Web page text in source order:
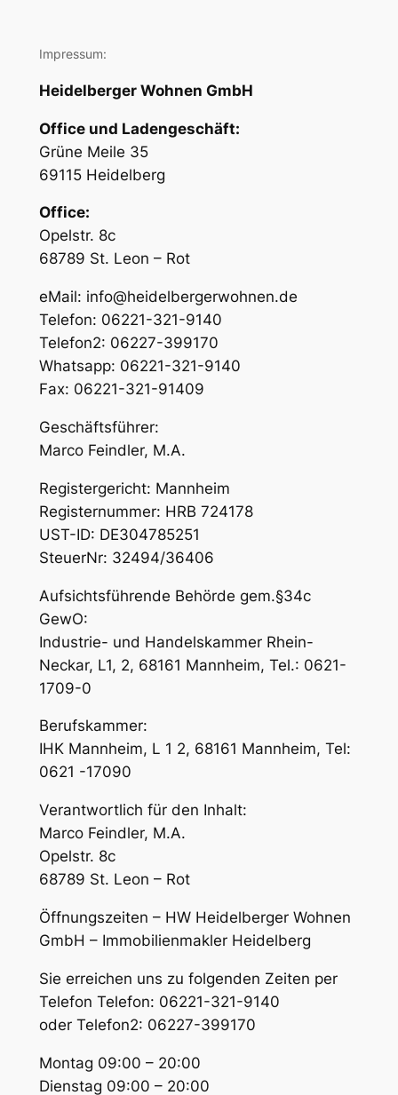
Impressum:
Heidelberger Wohnen GmbH
Office und Ladengeschäft:
Grüne Meile 35
69115 Heidelberg
Office:
Opelstr. 8c
68789 St. Leon – Rot
eMail: info@heidelbergerwohnen.de
Telefon: 06221-321-9140
Telefon2: 06227-399170
Whatsapp: 06221-321-9140
Fax: 06221-321-91409
Geschäftsführer:
Marco Feindler, M.A.
Registergericht: Mannheim
Registernummer: HRB 724178
UST-ID: DE304785251
SteuerNr: 32494/36406
Aufsichtsführende Behörde gem.§34c
GewO:
Industrie- und Handelskammer Rhein-
Neckar, L1, 2, 68161 Mannheim, Tel.: 0621-
1709-0
Berufskammer:
IHK Mannheim, L 1 2, 68161 Mannheim, Tel:
0621 -17090
Verantwortlich für den Inhalt:
Marco Feindler, M.A.
Opelstr. 8c
68789 St. Leon – Rot
Öffnungszeiten – HW Heidelberger Wohnen
GmbH – Immobilienmakler Heidelberg
Sie erreichen uns zu folgenden Zeiten per
Telefon Telefon: 06221-321-9140
oder Telefon2: 06227-399170
Montag 09:00 – 20:00
Dienstag 09:00 – 20:00